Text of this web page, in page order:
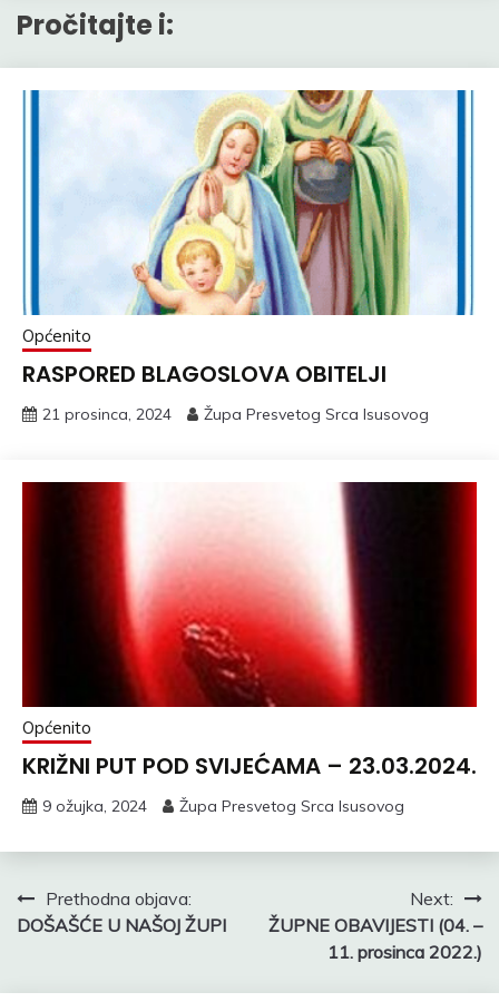
Pročitajte i:
Općenito
RASPORED BLAGOSLOVA OBITELJI
21 prosinca, 2024 Župa Presvetog Srca Isusovog
Općenito
KRIŽNI PUT POD SVIJEĆAMA – 23.03.2024.
9 ožujka, 2024 Župa Presvetog Srca Isusovog
Navigacija
objava
Prethodna objava:
DOŠAŠĆE U NAŠOJ ŽUPI
Next:
ŽUPNE OBAVIJESTI (04. –
11. prosinca 2022.)